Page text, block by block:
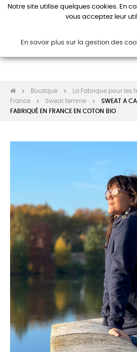
Boutique
La Fabrique pour les
France
Sweat femme
SWEAT A
FABRIQUÉ EN FRANCE EN COTON BIO
Notre site utilise quelques cookies. En
vous acceptez leur
En savoir plus sur la gestion des